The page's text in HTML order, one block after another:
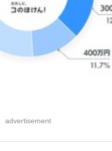
advertisement